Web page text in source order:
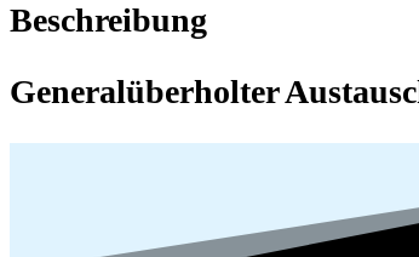
Beschreibung
Generalüberholter